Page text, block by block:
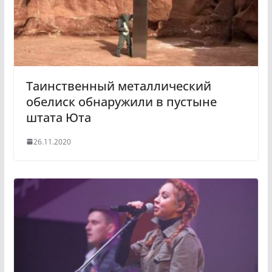
n
i
k
i
Таинственный металлический
обелиск обнаружили в пустыне
штата Юта
26.11.2020